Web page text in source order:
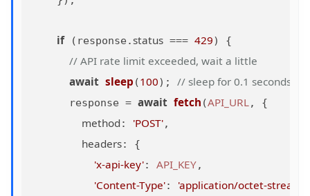
if (response. status === 429) {
// API rate limit exceeded, wait a little
await sleep (100); // sleep for 0.1 seconds
      response =
await fetch (API_URL, {
method : 'POST',
headers: {
'x-api-key': API_KEY,
'Content-Type': 'application/octet-stream'